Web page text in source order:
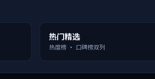
热门精选
热度榜 · 口碑榜双列